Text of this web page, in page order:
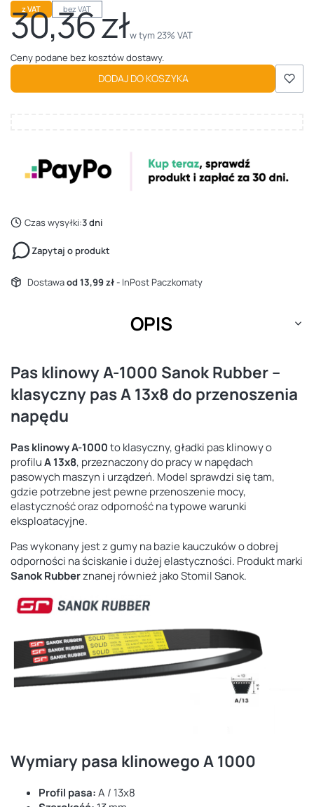
z VAT bez VAT
Cena
30,36 złw tym 23% VAT
w tym23% VAT
Ceny podane bez kosztów dostawy.
DODAJ DO KOSZYKA
Czas wysyłki:3 dni
Zapytaj o produkt
Dostawaod 13,99 zł- InPost Paczkomaty
OPIS
Pas klinowy A-1000 Sanok Rubber –
klasyczny pas A 13x8 do przenoszenia
napędu
Pas klinowy A-1000to klasyczny, gładki pas klinowy o
profiluA 13x8, przeznaczony do pracy w napędach
pasowych maszyn i urządzeń. Model sprawdzi się tam,
gdzie potrzebne jest pewne przenoszenie mocy,
elastyczność oraz odporność na typowe warunki
eksploatacyjne.
Pas wykonany jest z gumy na bazie kauczuków o dobrej
odporności na ściskanie i dużej elastyczności. Produkt marki
Sanok Rubberznanej również jako Stomil Sanok.
Wymiary pasa klinowego A 1000
Profil pasa:A / 13x8